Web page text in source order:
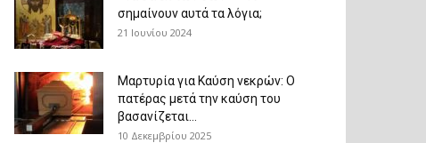
σημαίνουν αυτά τα λόγια;
21 Ιουνίου 2024
Μαρτυρία για Καύση νεκρών: Ο
πατέρας μετά την καύση του
βασανίζεται...
10 Δεκεμβρίου 2025